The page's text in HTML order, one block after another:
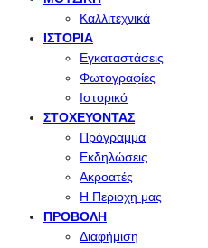
Καλλιτεχνικά
ΙΣΤΟΡΊΑ
Εγκαταστάσεις
Φωτογραφίες
Ιστορικό
ΣΤΟΧΕΎΟΝΤΑΣ
Πρόγραμμα
Εκδηλώσεις
Ακροατές
Η Περιοχη μας
ΠΡΟΒΟΛΉ
Διαφήμιση